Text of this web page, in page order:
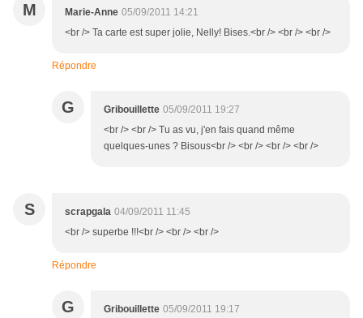
M Marie-Anne 05/09/2011 14:21
<br /> Ta carte est super jolie, Nelly! Bises.<br /> <br /> <br />
Répondre
G Gribouillette 05/09/2011 19:27
<br /> <br /> Tu as vu, j'en fais quand même
quelques-unes ? Bisous<br /> <br /> <br /> <br />
S scrapgala 04/09/2011 11:45
<br /> superbe !!!<br /> <br /> <br />
Répondre
G Gribouillette 05/09/2011 19:17